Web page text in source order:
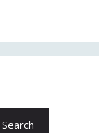
Search